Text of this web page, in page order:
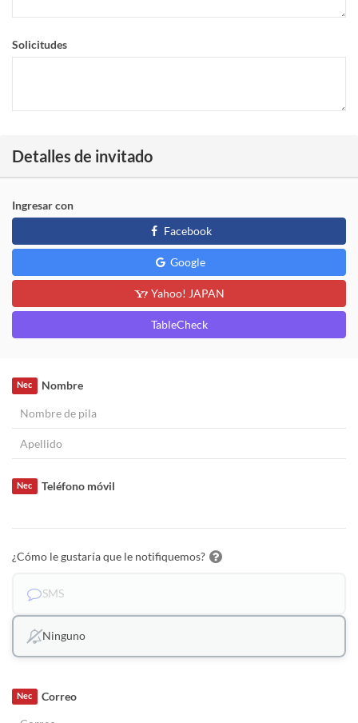
Solicitudes
Detalles de invitado
Ingresar con
Facebook
Google
Yahoo! JAPAN
TableCheck
Nombre
Nec
Teléfono móvil
Nec
¿Cómo le gustaría que le notifiquemos?
SMS
Ninguno
Correo
Nec